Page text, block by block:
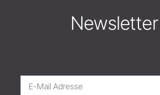
Newsletter